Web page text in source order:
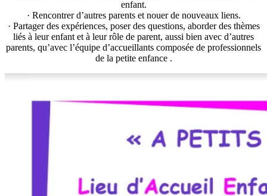
enfant.
· Rencontrer d’autres parents et nouer de nouveaux liens.
· Partager des expériences, poser des questions, aborder des thèmes
liés à leur enfant et à leur rôle de parent, aussi bien avec d’autres
parents, qu’avec l’équipe d’accueillants composée de professionnels
de la petite enfance .